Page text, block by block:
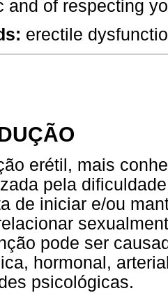
and of respecting
erectile
erétil, mais
pela
de iniciar e/ou
pode ser
hormonal,
psicológicas.